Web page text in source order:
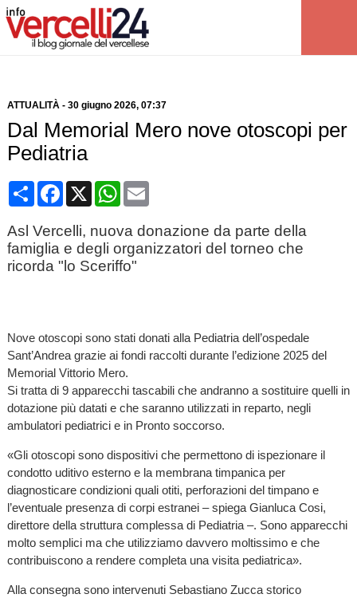
ATTUALITÀ- 30 giugno 2026, 07:37
Dal Memorial Mero nove otoscopi per
Pediatria
CondividiFacebook
X WhatsApp
Email
Asl Vercelli, nuova donazione da parte della
famiglia e degli organizzatori del torneo che
ricorda "lo Sceriffo"
Nove otoscopi sono stati donati alla Pediatria dell’ospedale
Sant’Andrea grazie ai fondi raccolti durante l’edizione 2025 del
Memorial Vittorio Mero.
Si tratta di 9 apparecchi tascabili che andranno a sostituire quelli in
dotazione più datati e che saranno utilizzati in reparto, negli
ambulatori pediatrici e in Pronto soccorso.
«Gli otoscopi sono dispositivi che permettono di ispezionare il
condotto uditivo esterno e la membrana timpanica per
diagnosticare condizioni quali otiti, perforazioni del timpano e
l’eventuale presenza di corpi estranei – spiega Gianluca Cosi,
direttore della struttura complessa di Pediatria –. Sono apparecchi
molto semplici ma che utilizziamo davvero moltissimo e che
contribuiscono a rendere completa una visita pediatrica».
Alla consegna sono intervenuti Sebastiano Zucca storico